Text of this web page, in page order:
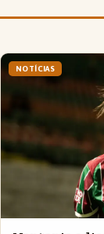
NOTÍCIAS